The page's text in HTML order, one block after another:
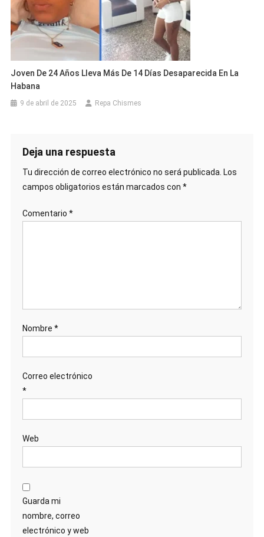
Joven De 24 Años Lleva Más De 14 Días Desaparecida En La
Habana
9 de abril de 2025 Repa Chismes
Deja una respuesta
Tu dirección de correo electrónico no será publicada. Los
campos obligatorios están marcados con *
Comentario *
Nombre *
Correo electrónico
*
Web
Guarda mi
nombre, correo
electrónico y web